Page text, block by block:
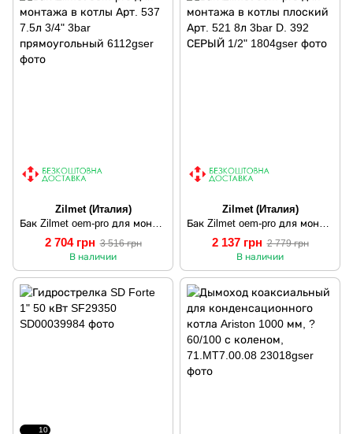
Zilmet (Италия)
2 704 грн 3 516 грн
В наличии
Zilmet (Италия)
2 137 грн 2 779 грн
В наличии
10